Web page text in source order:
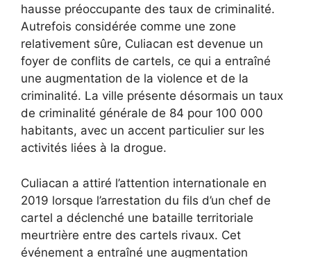
hausse préoccupante des taux de criminalité.
Autrefois considérée comme une zone
relativement sûre, Culiacan est devenue un
foyer de conflits de cartels, ce qui a entraîné
une augmentation de la violence et de la
criminalité. La ville présente désormais un taux
de criminalité générale de 84 pour 100 000
habitants, avec un accent particulier sur les
activités liées à la drogue.
Culiacan a attiré l’attention internationale en
2019 lorsque l’arrestation du fils d’un chef de
cartel a déclenché une bataille territoriale
meurtrière entre des cartels rivaux. Cet
événement a entraîné une augmentation